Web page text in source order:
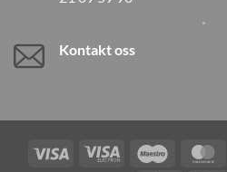
Kontakt oss
Visa
Visa
Maestro